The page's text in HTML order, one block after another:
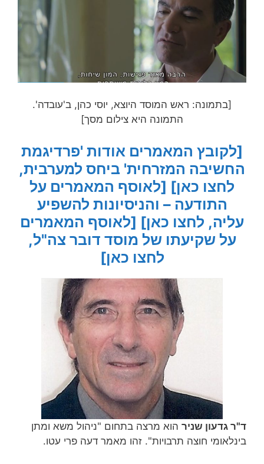
[בתמונה: ראש המוסד היוצא, יוסי כהן, ב'עובדה'.
התמונה היא צילום מסך]
[לקובץ המאמרים אודות 'פרדיגמת
החשיבה המזרחית' ביחס למערבית,
לחצו כאן] [לאוסף המאמרים על
התודעה – והניסיונות להשפיע
עליה, לחצו כאן] [לאוסף המאמרים
על שקיעתו של מוסד דובר צה"ל,
לחצו כאן]
ד"ר גדעון שניר הוא מרצה בתחום "ניהול משא ומתן
בינלאומי חוצה תרבויות". זהו מאמר דעה פרי עטו.